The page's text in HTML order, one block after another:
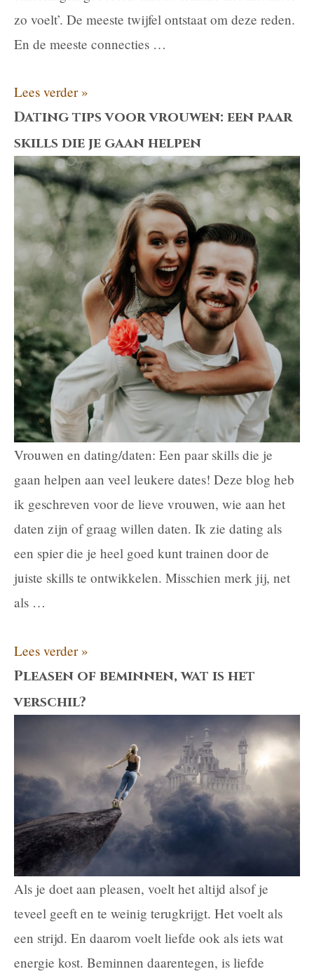
zo voelt’. De meeste twijfel ontstaat om deze reden.
En de meeste connecties …
Waarom
je
het
niet
meer
voelt
Lees verder »
Dating tips voor vrouwen: een paar
skills die je gaan helpen
Vrouwen en dating/daten: Een paar skills die je
gaan helpen aan veel leukere dates! Deze blog heb
ik geschreven voor de lieve vrouwen, wie aan het
daten zijn of graag willen daten. Ik zie dating als
een spier die je heel goed kunt trainen door de
juiste skills te ontwikkelen. Misschien merk jij, net
als …
Dating
tips
voor
paar
skills
die
je
gaan
helpen
Lees verder »
Pleasen of beminnen, wat is het
verschil?
Als je doet aan pleasen, voelt het altijd alsof je
teveel geeft en te weinig terugkrijgt. Het voelt als
een strijd. En daarom voelt liefde ook als iets wat
energie kost. Beminnen daarentegen, is liefde